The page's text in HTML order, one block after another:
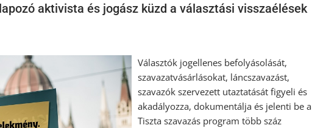
aktivista és jogász küzd a választási visszaélések
Választók jogellenes befolyásolását,
szavazatvásárlásokat, láncszavazást,
szavazók szervezett utaztatását figyeli és
akadályozza, dokumentálja és jelenti be a
Tiszta szavazás program több száz